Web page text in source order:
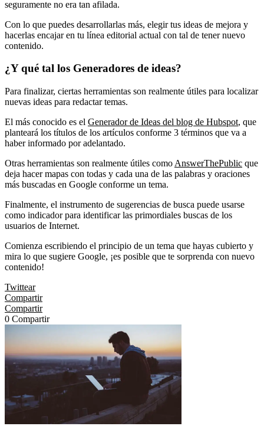
seguramente no era tan afilada.
Con lo que puedes desarrollarlas más, elegir tus ideas de mejora y
hacerlas encajar en tu línea editorial actual con tal de tener nuevo
contenido.
¿Y qué tal los Generadores de ideas?
Para finalizar, ciertas herramientas son realmente útiles para localizar
nuevas ideas para redactar temas.
El más conocido es el Generador de Ideas del blog de Hubspot, que
planteará los títulos de los artículos conforme 3 términos que va a
haber informado por adelantado.
Otras herramientas son realmente útiles como AnswerThePublic que
deja hacer mapas con todas y cada una de las palabras y oraciones
más buscadas en Google conforme un tema.
Finalmente, el instrumento de sugerencias de busca puede usarse
como indicador para identificar las primordiales buscas de los
usuarios de Internet.
Comienza escribiendo el principio de un tema que hayas cubierto y
mira lo que sugiere Google, ¡es posible que te sorprenda con nuevo
contenido!
Twittear
Compartir
Compartir
0 Compartir